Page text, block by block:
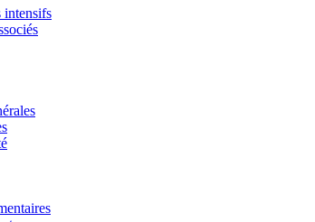
intensifs